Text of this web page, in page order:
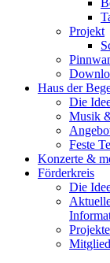
Projekt
Haus der
Die
Musik
Feste
Konzerte &
Förderkreis
Die
Projekte